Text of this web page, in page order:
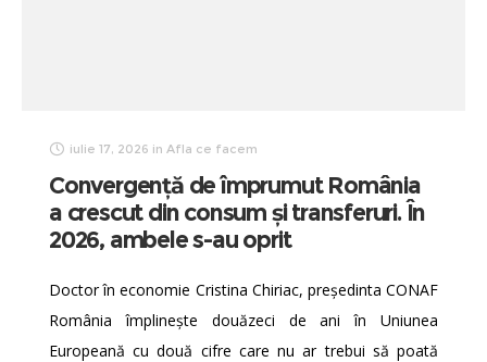
iulie 17, 2026 in Afla ce facem
Convergență de împrumut România
a crescut din consum și transferuri. În
2026, ambele s-au oprit
Doctor în economie Cristina Chiriac, președinta CONAF
România împlinește douăzeci de ani în Uniunea
Europeană cu două cifre care nu ar trebui să poată